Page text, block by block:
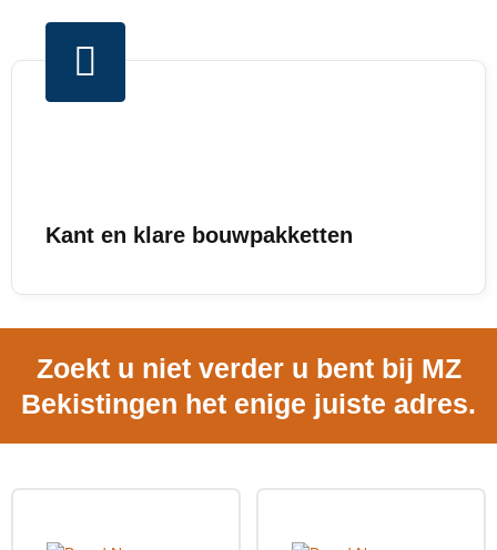
Kant en klare bouwpakketten
Zoekt u niet verder u bent bij MZ
Bekistingen het enige juiste adres.